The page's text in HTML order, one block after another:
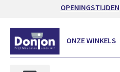
OPENINGSTIJDEN
ONZE WINKELS